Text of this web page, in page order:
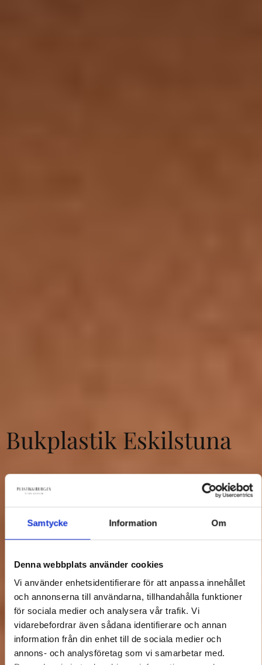
Samtycke Information Om
Denna webbplats använder cookies
Vi använder enhetsidentifierare för att anpassa innehållet
och annonserna till användarna, tillhandahålla funktioner
för sociala medier och analysera vår trafik. Vi
vidarebefordrar även sådana identifierare och annan
information från din enhet till de sociala medier och
annons- och analysföretag som vi samarbetar med.
Bukplastik Eskilstuna
En trygg och säker väg till en fastare och
mer välformad buk hos Plastikkirurgen i
Stockholm.
Boka Kontakt ⟶